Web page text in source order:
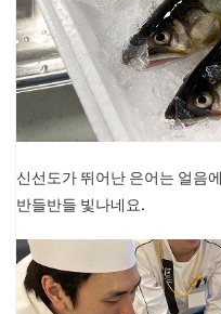
신선도가 뛰어난 은어는 얼음
반들반들 빛나네요.